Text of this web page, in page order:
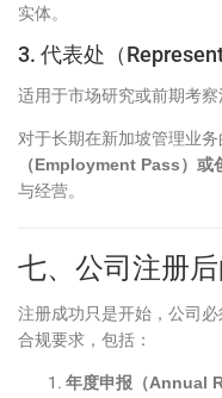
实体。
3. 代表处（
适用于市场研究或前期考察
对于长期在新加坡管理业
（Employment Pass）或
与经营。
七、公司注册
注册成功只是开始，公司
合规要求，包括：
年度申报（Annual